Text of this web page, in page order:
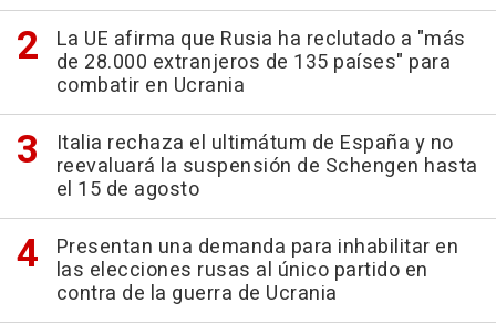
La UE afirma que Rusia ha reclutado a "más
de 28.000 extranjeros de 135 países" para
combatir en Ucrania
Italia rechaza el ultimátum de España y no
reevaluará la suspensión de Schengen hasta
el 15 de agosto
Presentan una demanda para inhabilitar en
las elecciones rusas al único partido en
contra de la guerra de Ucrania